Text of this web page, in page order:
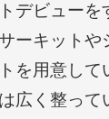
デビューを
ーキットや
を用意して
広く整って